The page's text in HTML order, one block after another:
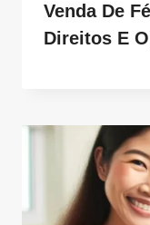
Venda De
Direitos E